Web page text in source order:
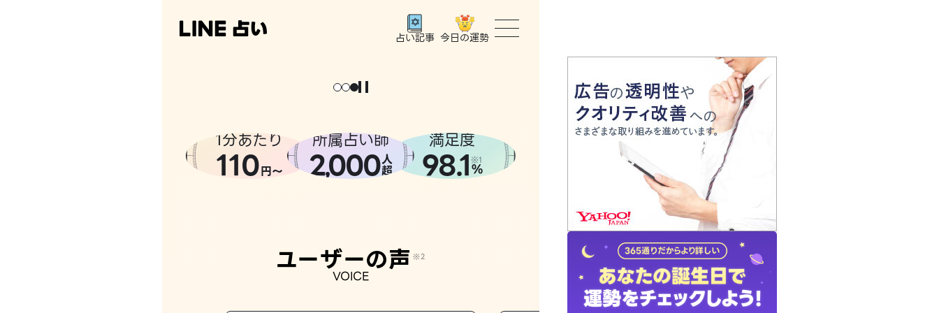
占い記事 今日の運勢
トップ
ユーザーの声
占いの流れ
おすすめの占い師
よくある質問
1分あたり
110円〜
所属占い師
2,000人
超
満足度
98.1 ※1
%
ユーザーの声 ※2
VOICE